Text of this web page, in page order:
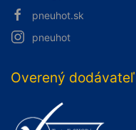
pneuhot.sk
pneuhot
Overený dodávateľ